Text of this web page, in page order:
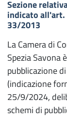
Sezione
indicato all'art.
33/2013
La Camera di
Spezia Savona
pubblicazione
(indicazione
25/9/2024,
schemi di